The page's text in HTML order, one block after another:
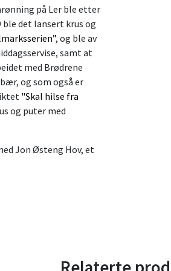
på Ler ble etter
det lansert krus og
, og ble av
samt at
med Brødrene
og som også er
"Skal hilse fra
og puter med
Jon Østeng Hov, et